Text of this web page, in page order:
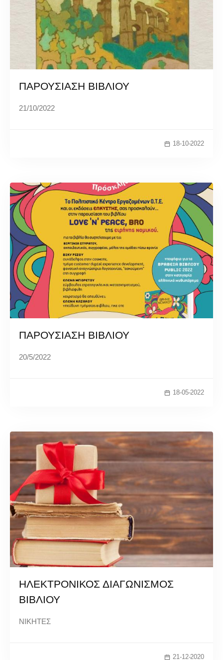
ΠΑΡΟΥΣΙΑΣΗ ΒΙΒΛΙΟΥ
21/10/2022
18-10-2022
ΠΑΡΟΥΣΙΑΣΗ ΒΙΒΛΙΟΥ
20/5/2022
18-05-2022
ΗΛΕΚΤΡΟΝΙΚΟΣ ΔΙΑΓΩΝΙΣΜΟΣ
ΒΙΒΛΙΟΥ
ΝΙΚΗΤΕΣ
21-12-2020